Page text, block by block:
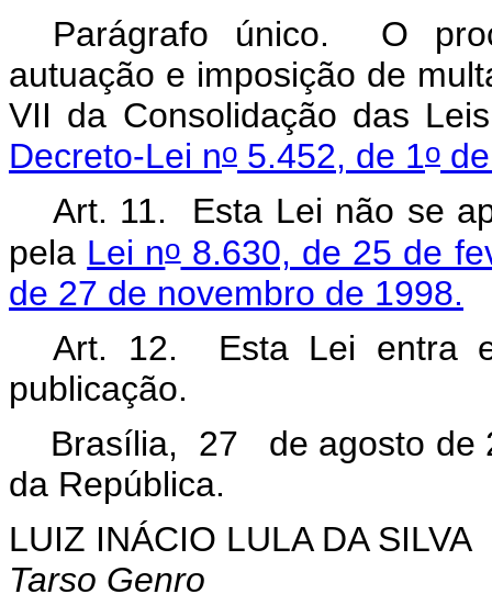
Parágrafo único. O
autuação e imposição de
VII da Consolidação das
Decreto-Lei no 5.452, de 1o
Art. 11. Esta Lei não se
pela Lei no8.630, de 25 de
de 27 de novembro de 1998.
Art. 12. Esta Lei entra
publicação.
Brasília, 27 de agosto de
da República.
LUIZ INÁCIO LULA DA SILVA
Tarso Genro